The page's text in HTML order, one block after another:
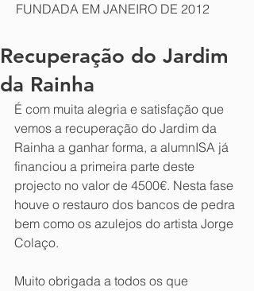
FUNDADA EM JANEIRO DE 2012
Recuperação do Jardim
da Rainha
É com muita alegria e satisfação que
vemos a recuperação do Jardim da
Rainha a ganhar forma, a alumnISA já
financiou a primeira parte deste
projecto no valor de 4500€. Nesta fase
houve o restauro dos bancos de pedra
bem como os azulejos do artista Jorge
Colaço.
Muito obrigada a todos os que